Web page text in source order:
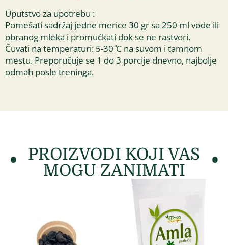
Uputstvo za upotrebu :
Pomešati sadržaj jedne merice 30 gr sa 250 ml vode ili
obranog mleka i promućkati dok se ne rastvori.
Čuvati na temperaturi: 5-30 ̊C na suvom i tamnom
mestu. Preporučuje se 1 do 3 porcije dnevno, najbolje
odmah posle treninga.
PROIZVODI KOJI VAS
MOGU ZANIMATI